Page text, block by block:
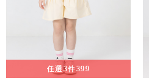
任選3件399